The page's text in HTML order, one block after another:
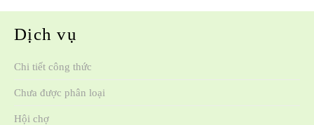
Dịch vụ
Chi tiết công thức
Chưa được phân loại
Hội chợ